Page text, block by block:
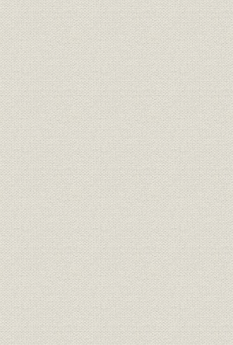
第1節 元町工場の建設とTQCの導入
第2節 モータリゼーションと貿易・資
第3節 新型車の開発・販売―フルライ
第4節 工場の新増設
第5節 国内販売体制の拡充と海外市場
第2章 社会的要請への対応
第1節 リコール問題への対応
第2節 交通事故増加への対応
第3節 排出ガス規制への対応
第4節 石油危機への対応
第5節 生産体制と販売体制の強化